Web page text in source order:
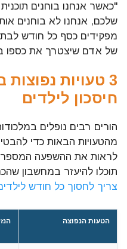
"כאשר אנחנו בוחנים
שלכם, אנחנו לא בוחנים
מפקידים כסף כל חודש
של אדם שיצטרך את כספו
3 טעויות
חיסכון לילדים
הורים רבים נופלים
מהטעויות הבאות כדי
לראות את ההשפעה
תוכלו להיעזר במחשבון
צריך לחסוך כל חודש
הטעות הנפוצה